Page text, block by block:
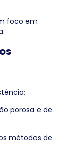
foco em
porosa e de
métodos de